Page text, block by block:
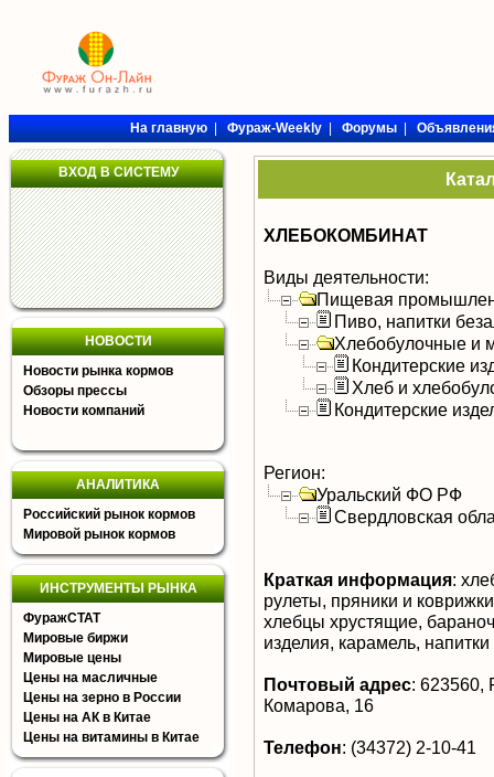
На главную|Фураж-Weekly|Форумы|
ВХОД В СИСТЕМУ
НОВОСТИ
Новости рынка кормов
Обзоры прессы
Новости компаний
АНАЛИТИКА
Российский рынок кормов
Мировой рынок кормов
ИНСТРУМЕНТЫ РЫНКА
ФуражСТАТ
Мировые биржи
Мировые цены
Цены на масличные
Цены на зерно в России
Цены на АК в Китае
Цены на витамины в Китае
ХЛЕБОКОМБИНАТ
Виды деятельности:
Пищевая
Пиво, напитки
Хлебобулочные и
Кондитерские
Хлеб и
Кондитерские
Регион:
Уральский ФО РФ
Свердловская
Краткая информация:
рулеты, пряники и
хлебцы хрустящие,
изделия, карамель,
Почтовый адрес: 623560,
Комарова, 16
Телефон: (34372) 2-10-41